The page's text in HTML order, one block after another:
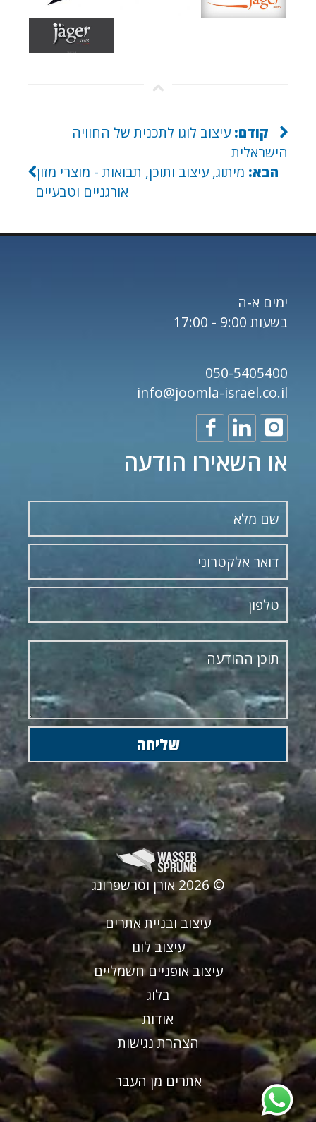
קודם: עיצוב לוגו לתכנית של החוויה
הישראלית
הבא: מיתוג, עיצוב ותוכן, תבואות - מוצרי מזון
אורגניים וטבעיים
ימים א-ה
בשעות 9:00 - 17:00
050-5405400
info@joomla-israel.co.il
או השאירו הודעה
© 2026 אורן וסרשפרונג
עיצוב ובניית אתרים
עיצוב לוגו
עיצוב אופניים חשמליים
בלוג
אודות
הצהרת נגישות
אתרים מן העבר